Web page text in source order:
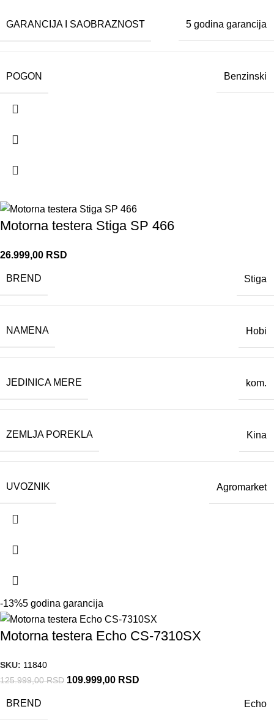
GARANCIJA I SAOBRAZNOST 5 godina garancija
POGON Benzinski
Motorna testera Stiga SP 466
26.999,00 RSD
BREND Stiga
NAMENA Hobi
JEDINICA MERE kom.
ZEMLJA POREKLA Kina
UVOZNIK Agromarket
-13%5 godina garancija
Motorna testera Echo CS-7310SX
SKU: 11840
125.999,00RSD 109.999,00 RSD
BREND Echo